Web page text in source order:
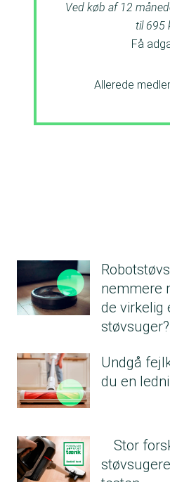
Ved køb af 12
til 695
Få
Allerede
nemmere
de virkelig
støvsuger?
Undgå
du en
Stor